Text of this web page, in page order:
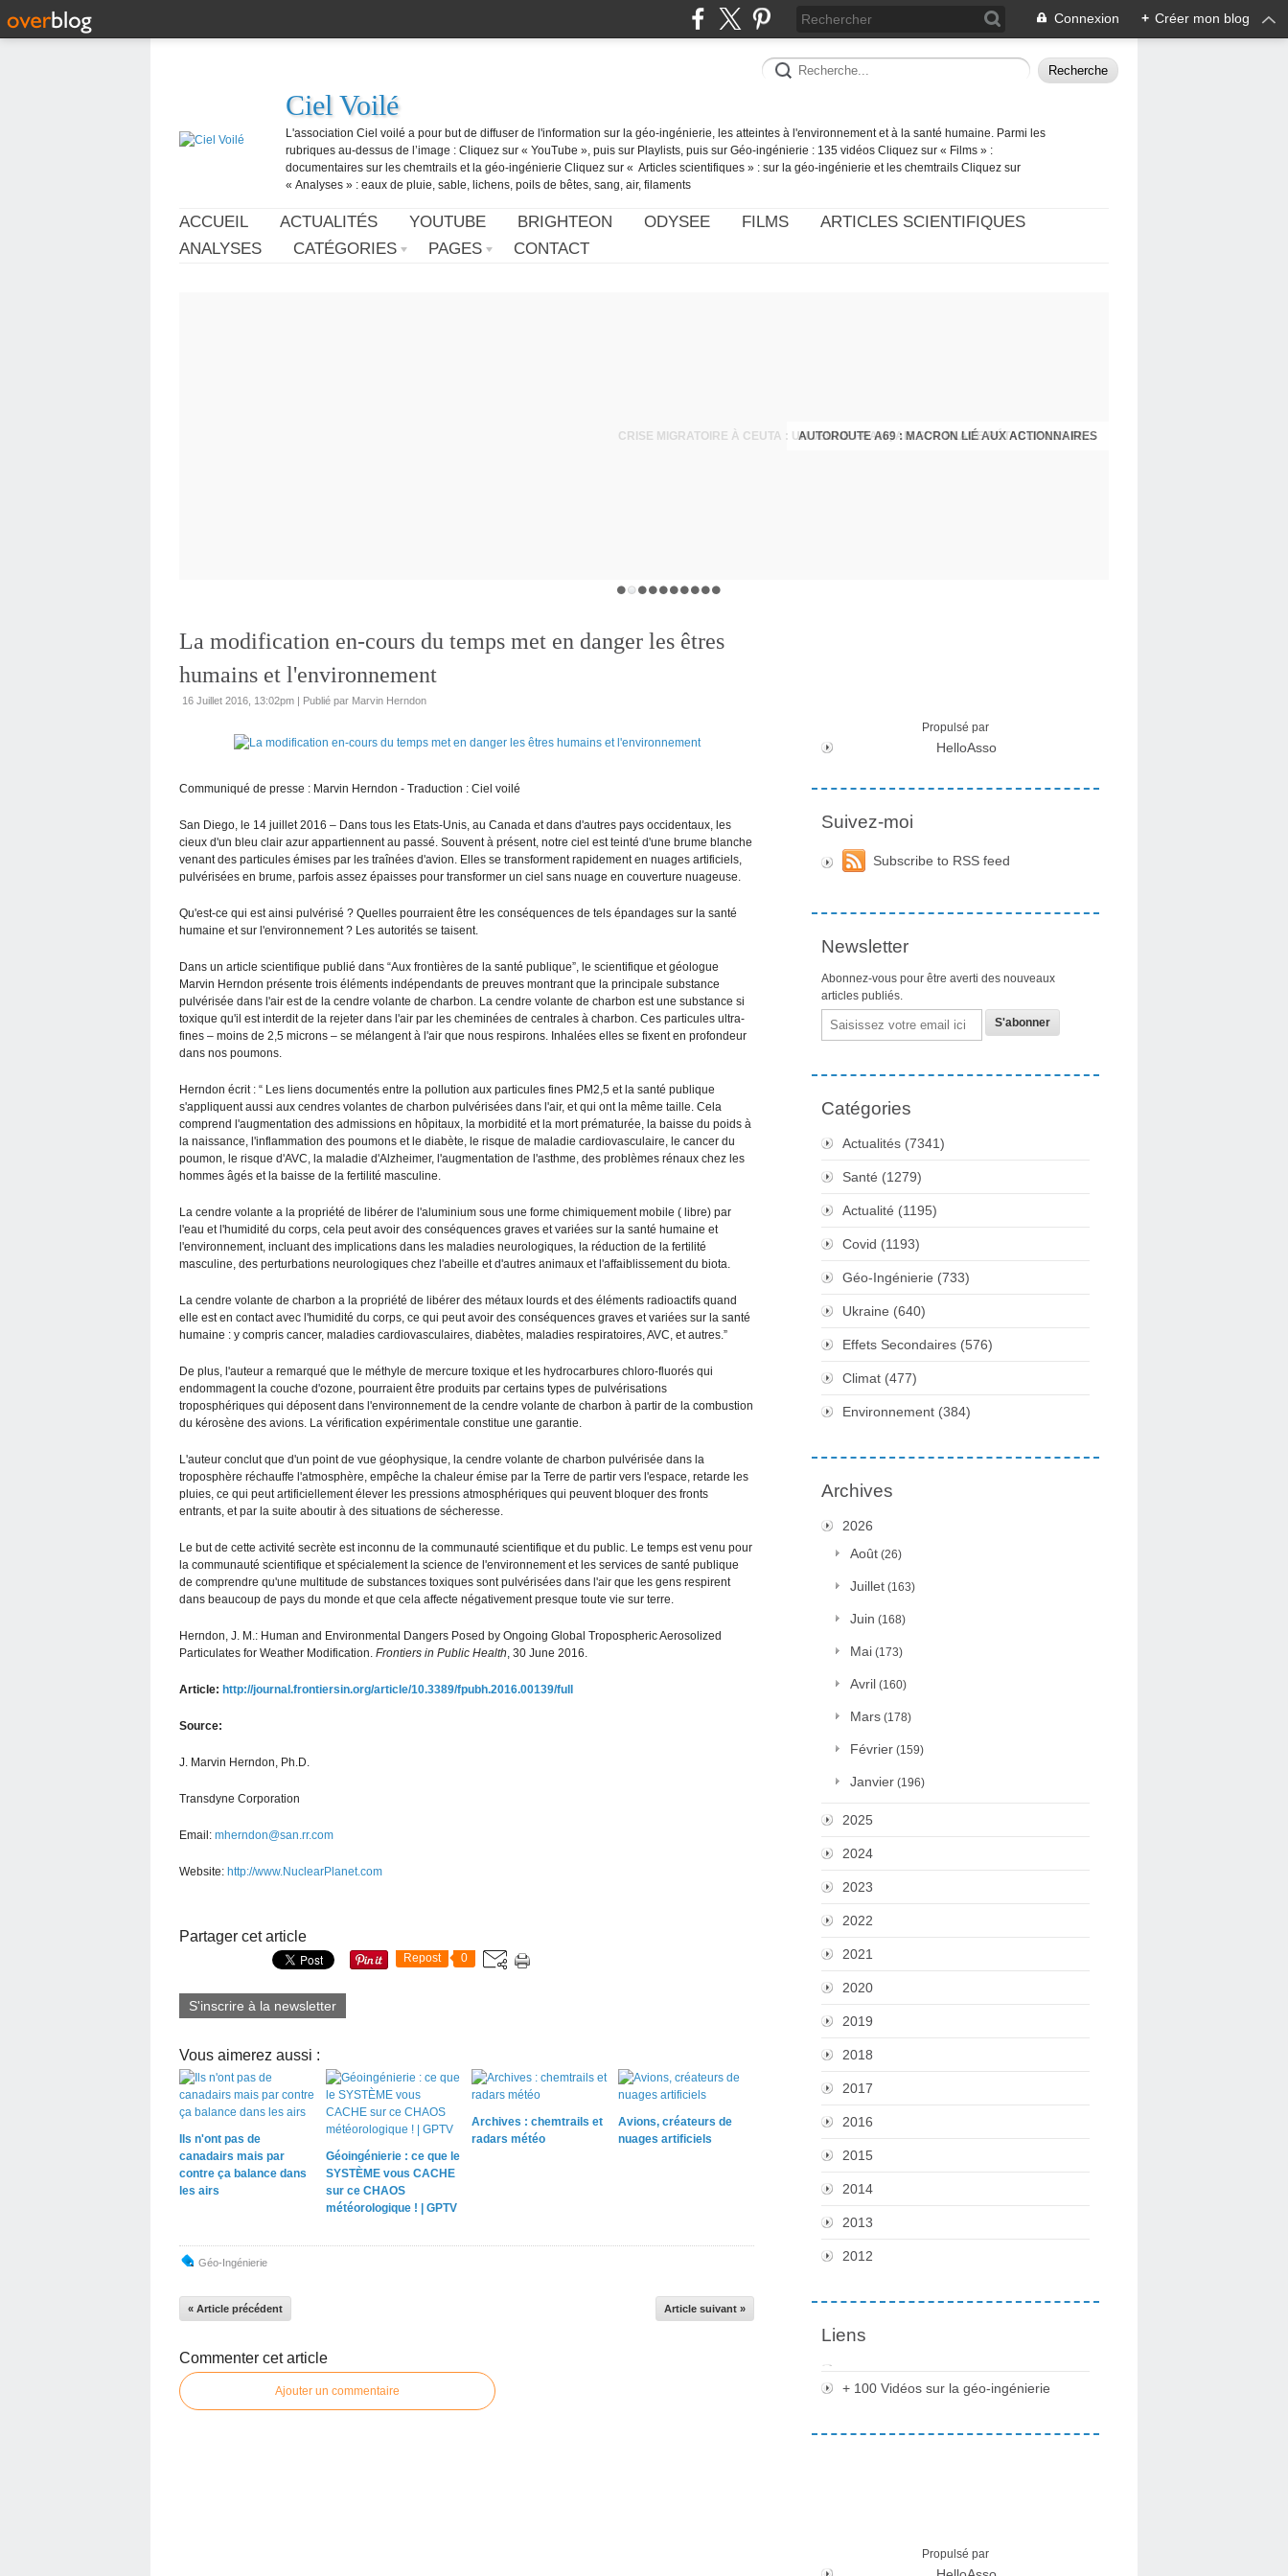
Connexion + Créer mon blog
Ciel Voilé
L'association Ciel voilé a pour but de diffuser de l'information sur la géo-ingénierie, les atteintes à l'environnement et à la santé humaine. Parmi les
rubriques au-dessus de l’image : Cliquez sur « YouTube », puis sur Playlists, puis sur Géo-ingénierie : 135 vidéos Cliquez sur « Films » :
documentaires sur les chemtrails et la géo-ingénierie Cliquez sur « Articles scientifiques » : sur la géo-ingénierie et les chemtrails Cliquez sur
« Analyses » : eaux de pluie, sable, lichens, poils de bêtes, sang, air, filaments
ACCUEIL ACTUALITÉS YOUTUBE BRIGHTEON ODYSEE FILMS
ARTICLES SCIENTIFIQUES
ANALYSES
CATÉGORIES PAGES CONTACT
AUTOROUTE A69 : MACRON LIÉ AUX ACTIONNAIRES
CRISE MIGRATOIRE À CEUTA : UN JEUNE FRANÇAIS SUR PLACE RÉTABLIT LES FAITS ! - RAPHAËL AYMA
La modification en-cours du temps met en danger les êtres
humains et l'environnement
16 Juillet 2016, 13:02pm | Publié par Marvin Herndon
Communiqué de presse : Marvin Herndon - Traduction : Ciel voilé
San Diego, le 14 juillet 2016 – Dans tous les Etats-Unis, au Canada et dans d'autres pays occidentaux, les
cieux d'un bleu clair azur appartiennent au passé. Souvent à présent, notre ciel est teinté d'une brume blanche
venant des particules émises par les traînées d'avion. Elles se transforment rapidement en nuages artificiels,
pulvérisées en brume, parfois assez épaisses pour transformer un ciel sans nuage en couverture nuageuse.
Qu'est-ce qui est ainsi pulvérisé ? Quelles pourraient être les conséquences de tels épandages sur la santé
humaine et sur l'environnement ? Les autorités se taisent.
Dans un article scientifique publié dans “Aux frontières de la santé publique”, le scientifique et géologue
Marvin Herndon présente trois éléments indépendants de preuves montrant que la principale substance
pulvérisée dans l'air est de la cendre volante de charbon. La cendre volante de charbon est une substance si
toxique qu'il est interdit de la rejeter dans l'air par les cheminées de centrales à charbon. Ces particules ultra-
fines – moins de 2,5 microns – se mélangent à l'air que nous respirons. Inhalées elles se fixent en profondeur
dans nos poumons.
Herndon écrit : “ Les liens documentés entre la pollution aux particules fines PM2,5 et la santé publique
s'appliquent aussi aux cendres volantes de charbon pulvérisées dans l'air, et qui ont la même taille. Cela
comprend l'augmentation des admissions en hôpitaux, la morbidité et la mort prématurée, la baisse du poids à
la naissance, l'inflammation des poumons et le diabète, le risque de maladie cardiovasculaire, le cancer du
poumon, le risque d'AVC, la maladie d'Alzheimer, l'augmentation de l'asthme, des problèmes rénaux chez les
hommes âgés et la baisse de la fertilité masculine.
La cendre volante a la propriété de libérer de l'aluminium sous une forme chimiquement mobile ( libre) par
l'eau et l'humidité du corps, cela peut avoir des conséquences graves et variées sur la santé humaine et
l'environnement, incluant des implications dans les maladies neurologiques, la réduction de la fertilité
masculine, des perturbations neurologiques chez l'abeille et d'autres animaux et l'affaiblissement du biota.
La cendre volante de charbon a la propriété de libérer des métaux lourds et des éléments radioactifs quand
elle est en contact avec l'humidité du corps, ce qui peut avoir des conséquences graves et variées sur la santé
humaine : y compris cancer, maladies cardiovasculaires, diabètes, maladies respiratoires, AVC, et autres.”
De plus, l'auteur a remarqué que le méthyle de mercure toxique et les hydrocarbures chloro-fluorés qui
endommagent la couche d'ozone, pourraient être produits par certains types de pulvérisations
troposphériques qui déposent dans l'environnement de la cendre volante de charbon à partir de la combustion
du kérosène des avions. La vérification expérimentale constitue une garantie.
L'auteur conclut que d'un point de vue géophysique, la cendre volante de charbon pulvérisée dans la
troposphère réchauffe l'atmosphère, empêche la chaleur émise par la Terre de partir vers l'espace, retarde les
pluies, ce qui peut artificiellement élever les pressions atmosphériques qui peuvent bloquer des fronts
entrants, et par la suite aboutir à des situations de sécheresse.
Le but de cette activité secrète est inconnu de la communauté scientifique et du public. Le temps est venu pour
la communauté scientifique et spécialement la science de l'environnement et les services de santé publique
de comprendre qu'une multitude de substances toxiques sont pulvérisées dans l'air que les gens respirent
dans beaucoup de pays du monde et que cela affecte négativement presque toute vie sur terre.
Herndon, J. M.: Human and Environmental Dangers Posed by Ongoing Global Tropospheric Aerosolized
Particulates for Weather Modification. Frontiers in Public Health, 30 June 2016.
Article: http://journal.frontiersin.org/article/10.3389/fpubh.2016.00139/full
Source:
J. Marvin Herndon, Ph.D.
Transdyne Corporation
Email: mherndon@san.rr.com
Website: http://www.NuclearPlanet.com
Partager cet article
Repost 0
S'inscrire à la newsletter
Vous aimerez aussi :
Ils n'ont pas de
canadairs mais par
contre ça balance dans
les airs
Géoingénierie : ce que le
SYSTÈME vous CACHE
sur ce CHAOS
météorologique ! | GPTV
Archives : chemtrails et
radars météo
Avions, créateurs de
nuages artificiels
Géo-Ingénierie
« Article précédent Article suivant »
Commenter cet article
Ajouter un commentaire
Propulsé par
HelloAsso
Suivez-moi
Subscribe to RSS feed
Newsletter
Abonnez-vous pour être averti des nouveaux
articles publiés.
Email
Catégories
Actualités (7341)
Santé (1279)
Actualité (1195)
Covid (1193)
Géo-Ingénierie (733)
Ukraine (640)
Effets Secondaires (576)
Climat (477)
Environnement (384)
Archives
2026
Août (26)
Juillet (163)
Juin (168)
Mai (173)
Avril (160)
Mars (178)
Février (159)
Janvier (196)
2025
2024
2023
2022
2021
2020
2019
2018
2017
2016
2015
2014
2013
2012
Liens
+ 100 Vidéos sur la géo-ingénierie
Propulsé par